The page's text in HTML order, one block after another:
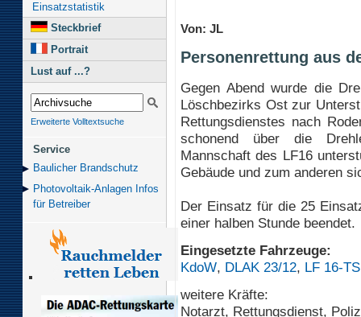
Einsatzstatistik
Steckbrief
Portrait
Lust auf ...?
Erweiterte Volltextsuche
Service
Baulicher Brand­schutz
Photovoltaik-Anlagen Infos
für Betreiber
Von: JL
Personenrettung aus
Gegen Abend wurde die
Löschbezirks Ost zur
Rettungsdienstes nach
schonend über die
Mannschaft des LF16
Gebäude und zum anderen
Der Einsatz für die 25
einer halben Stunde beendet.
Eingesetzte Fahrzeuge:
KdoW, DLAK 23/12, LF 16-TS
weitere Kräfte:
Notarzt, Rettungsdienst,